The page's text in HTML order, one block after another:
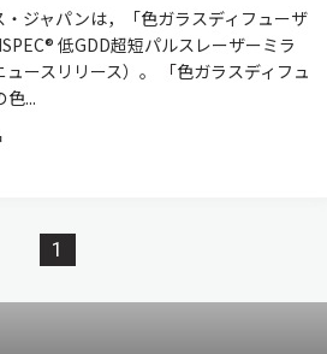
ジャパンは，「色ガラスディフューザ
低GDD超短パルスレーザーミラ
ースリリース）。 「色ガラスディフュ
色...
1